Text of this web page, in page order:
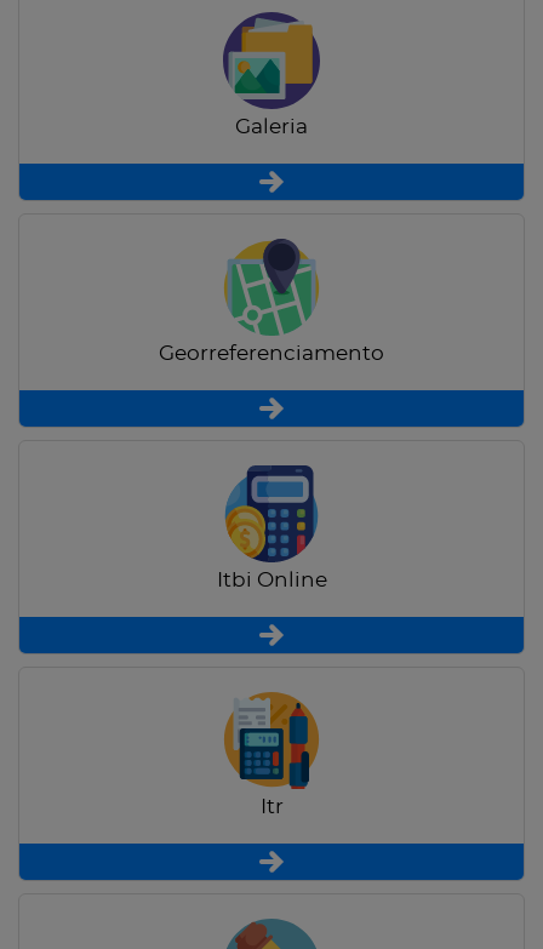
Galeria
Georreferenciamento
Itbi Online
Itr